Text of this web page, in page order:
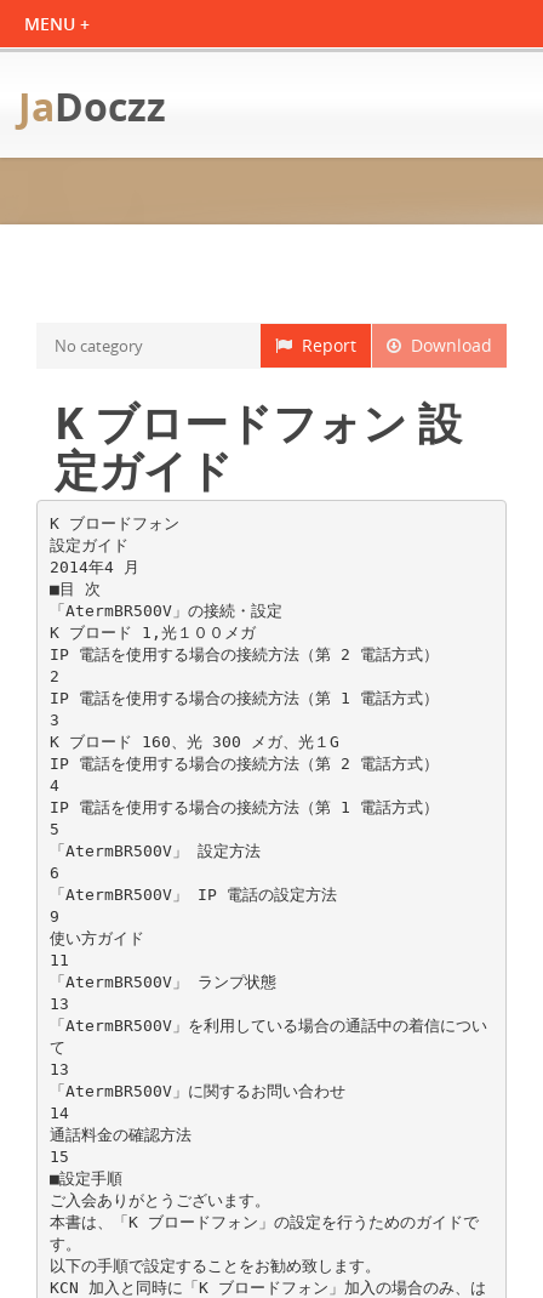
JaDoczz
Download
Report
No category
K ブロードフォン 設
定ガイド
K ブロードフォン
設定ガイド
2014年4 月
■目 次
「AtermBR500V」の接続・設定
K ブロード 1,光１００メガ
IP 電話を使用する場合の接続方法（第 2 電話方式）
2
IP 電話を使用する場合の接続方法（第 1 電話方式）
3
K ブロード 160、光 300 メガ、光１G
IP 電話を使用する場合の接続方法（第 2 電話方式）
4
IP 電話を使用する場合の接続方法（第 1 電話方式）
5
「AtermBR500V」 設定方法
6
「AtermBR500V」 IP 電話の設定方法
9
使い方ガイド
11
「AtermBR500V」 ランプ状態
13
「AtermBR500V」を利用している場合の通話中の着信につい
て
13
「AtermBR500V」に関するお問い合わせ
14
通話料金の確認方法
15
■設定手順
ご入会ありがとうございます。
本書は、「K ブロードフォン」の設定を行うためのガイドで
す。
以下の手順で設定することをお勧め致します。
KCN 加入と同時に「K ブロードフォン」加入の場合のみ、は